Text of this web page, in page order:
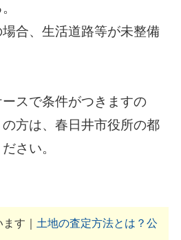
合、生活道路等が未整備
スで条件がつきますの
方は、春日井市役所の都
さい。
す｜ 土地の査定方法とは？公